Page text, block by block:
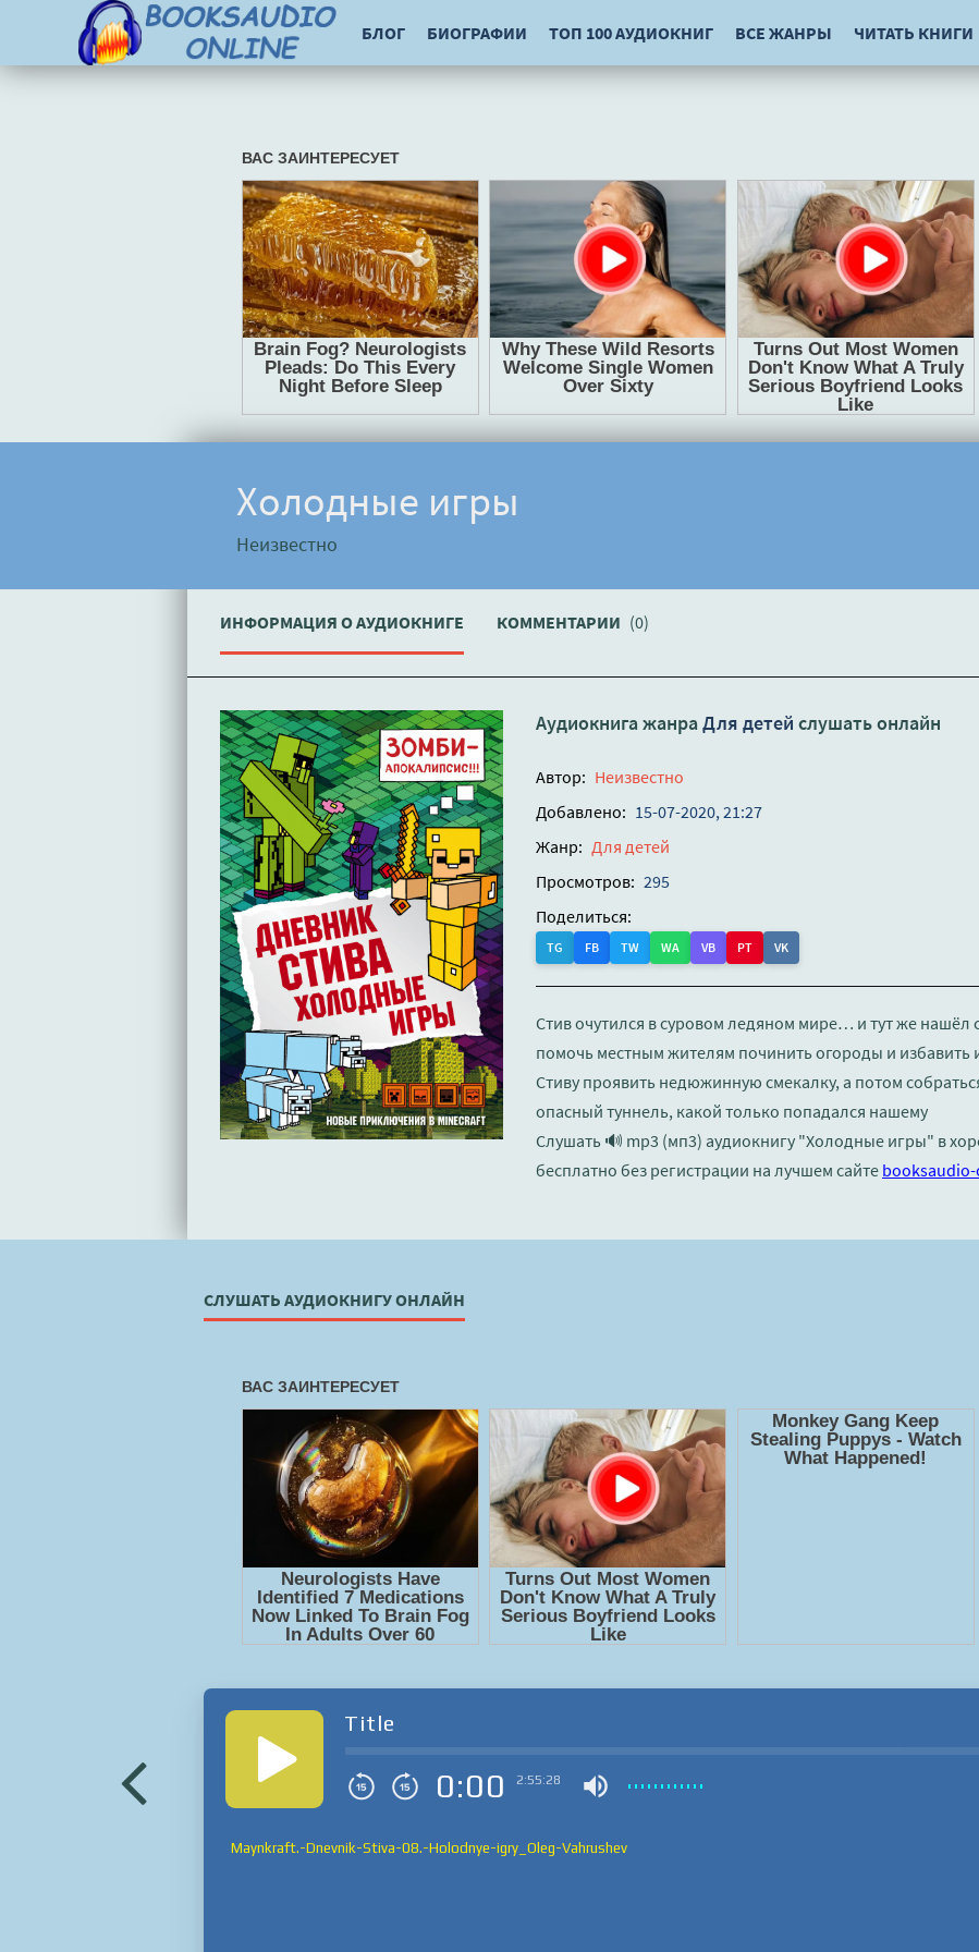
БЛОГ БИОГРАФИИ ТОП 100 АУДИОКНИГ ВСЕ ЖАНРЫ ЧИТАТЬ КНИГИ
Холодные игры
Неизвестно
ИНФОРМАЦИЯ О АУДИОКНИГЕ КОММЕНТАРИИ (0)
Аудиокнига жанра Для детей слушать онлайн
Автор: Неизвестно
Добавлено: 15-07-2020, 21:27
Жанр: Для детей
Просмотров: 295
Поделиться:
TG FB TW WA VB PT VK
Стив очутился в суровом ледяном мире… и тут же
помочь местным жителям починить огороды и избавить
Стиву проявить недюжинную смекалку, а потом
опасный туннель, какой только попадался нашему
Слушать 🔊 mp3 (мп3) аудиокнигу "Холодные игры" в
бесплатно без регистрации на лучшем сайте
СЛУШАТЬ АУДИОКНИГУ ОНЛАЙН
Title
0:00 2:55:28
Maynkraft.-Dnevnik-Stiva-08.-Holodnye-igry_Oleg-Vahrushev